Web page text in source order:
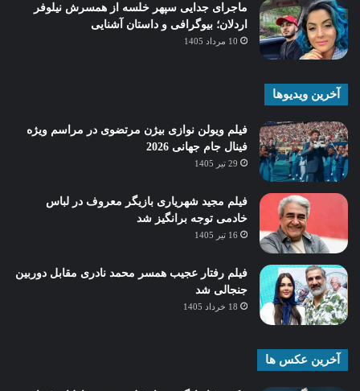
ماجرای جدایی سپهر خلسه از همسرش نیلوفر
اردلان؛ بیوگرافی و داستان آشنایی
10 مرداد 1405
آخرین ویدیوها
فیلم ویولن نوازی بیژن مرتضوی در مراسم ویژه
فینال جام جهانی 2026
29 تیر 1405
فیلم مجید شهریاری بازیگر معروف در لباس
خادمی توجه برانگیز شد
16 تیر 1405
فیلم رفتار عجیب همسر محمد نادری مقابل دوربین
جنجالی شد
18 خرداد 1405
آخرین عکس ها